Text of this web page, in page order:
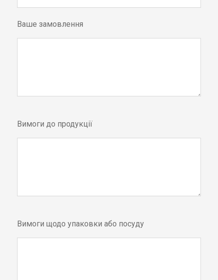
Ваше замовлення
Вимоги до продукції
Вимоги щодо упаковки або посуду